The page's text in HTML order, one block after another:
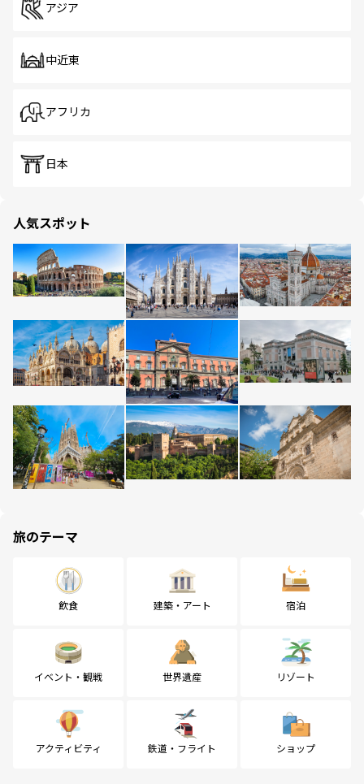
アジア
中近東
アフリカ
日本
人気スポット
旅のテーマ
飲食 建築・アート 宿泊
イベント・観戦 世界遺産 リゾート
アクティビティ 鉄道・フライト ショップ